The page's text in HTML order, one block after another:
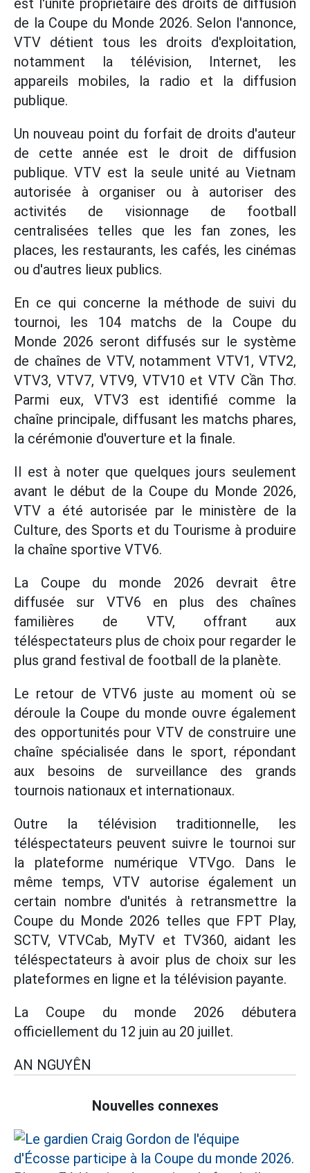
est l'unité propriétaire des droits de diffusion
de la Coupe du Monde 2026. Selon l'annonce,
VTV détient tous les droits d'exploitation,
notamment la télévision, Internet, les
appareils mobiles, la radio et la diffusion
publique.
Un nouveau point du forfait de droits d'auteur
de cette année est le droit de diffusion
publique. VTV est la seule unité au Vietnam
autorisée à organiser ou à autoriser des
activités de visionnage de football
centralisées telles que les fan zones, les
places, les restaurants, les cafés, les cinémas
ou d'autres lieux publics.
En ce qui concerne la méthode de suivi du
tournoi, les 104 matchs de la Coupe du
Monde 2026 seront diffusés sur le système
de chaînes de VTV, notamment VTV1, VTV2,
VTV3, VTV7, VTV9, VTV10 et VTV Cần Thơ.
Parmi eux, VTV3 est identifié comme la
chaîne principale, diffusant les matchs phares,
la cérémonie d'ouverture et la finale.
Il est à noter que quelques jours seulement
avant le début de la Coupe du Monde 2026,
VTV a été autorisée par le ministère de la
Culture, des Sports et du Tourisme à produire
la chaîne sportive VTV6.
La Coupe du monde 2026 devrait être
diffusée sur VTV6 en plus des chaînes
familières de VTV, offrant aux
téléspectateurs plus de choix pour regarder le
plus grand festival de football de la planète.
Le retour de VTV6 juste au moment où se
déroule la Coupe du monde ouvre également
des opportunités pour VTV de construire une
chaîne spécialisée dans le sport, répondant
aux besoins de surveillance des grands
tournois nationaux et internationaux.
Outre la télévision traditionnelle, les
téléspectateurs peuvent suivre le tournoi sur
la plateforme numérique VTVgo. Dans le
même temps, VTV autorise également un
certain nombre d'unités à retransmettre la
Coupe du Monde 2026 telles que FPT Play,
SCTV, VTVCab, MyTV et TV360, aidant les
téléspectateurs à avoir plus de choix sur les
plateformes en ligne et la télévision payante.
La Coupe du monde 2026 débutera
officiellement du 12 juin au 20 juillet.
AN NGUYÊN
Nouvelles connexes